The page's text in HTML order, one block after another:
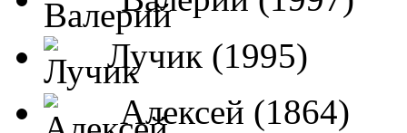
Лучик (1995)
Алексей (1864)